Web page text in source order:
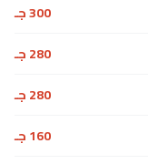
300 جـ
280 جـ
280 جـ
160 جـ